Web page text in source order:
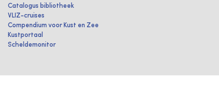
Catalogus bibliotheek
VLIZ-cruises
Compendium voor Kust en Zee
Kustportaal
Scheldemonitor